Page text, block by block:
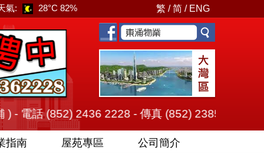
氣: 28°C 82% 繁 /简 / ENG
(852) 2436 2228 - 傳真 (852) 2385 7879
指南 屋苑專區 公司簡介